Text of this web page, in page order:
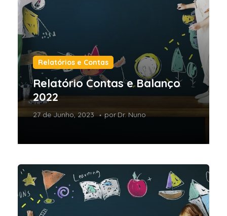
Relatórios e Contas
Relatório Contas e Balanço
2022
27 de Junho, 2023 porDr. Nuno